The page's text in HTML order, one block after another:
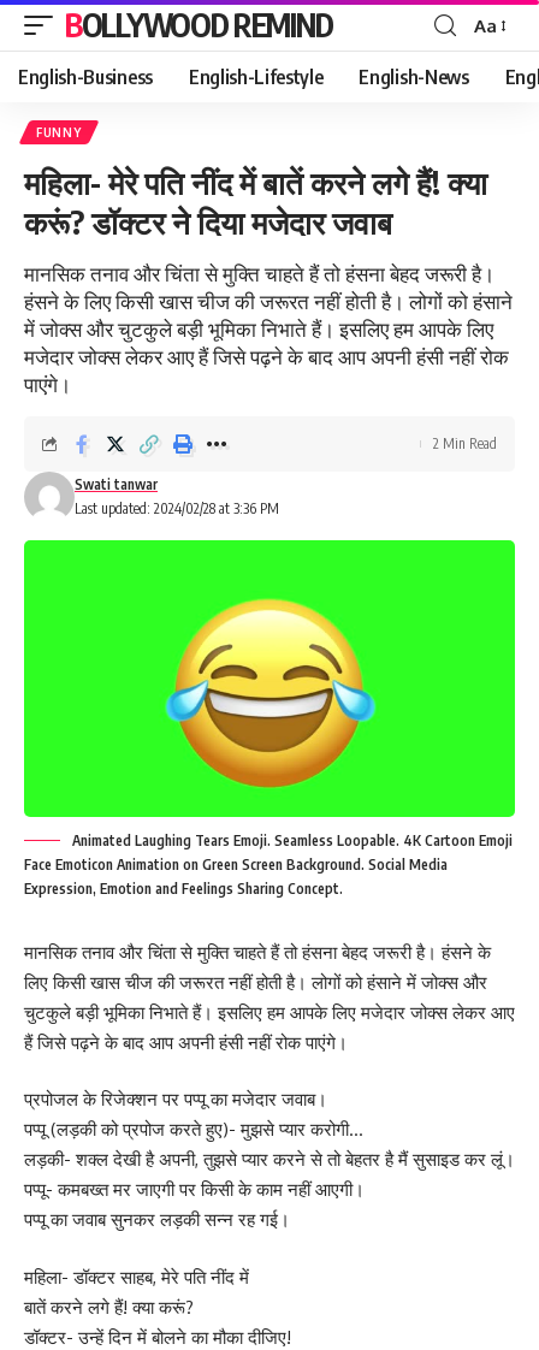
BOLLYWOOD REMIND
Font
Resizer
Aa
English-Business English-Lifestyle English-News
FUNNY
महिला- मेरे पति नींद में बातें करने लगे हैं! क्या
करूं? डॉक्टर ने दिया मजेदार जवाब
मानसिक तनाव और चिंता से मुक्ति चाहते हैं तो हंसना बेहद जरूरी है।
हंसने के लिए किसी खास चीज की जरूरत नहीं होती है। लोगों को हंसाने
में जोक्स और चुटकुले बड़ी भूमिका निभाते हैं। इसलिए हम आपके लिए
मजेदार जोक्स लेकर आए हैं जिसे पढ़ने के बाद आप अपनी हंसी नहीं रोक
पाएंगे।
Last updated: 2024/02/28 at 3:36 PM
Swati tanwar
2 Min Read
Animated Laughing Tears Emoji. Seamless Loopable. 4K Cartoon Emoji
Face Emoticon Animation on Green Screen Background. Social Media
Expression, Emotion and Feelings Sharing Concept.
मानसिक तनाव और चिंता से मुक्ति चाहते हैं तो हंसना बेहद जरूरी है। हंसने के
लिए किसी खास चीज की जरूरत नहीं होती है। लोगों को हंसाने में जोक्स और
चुटकुले बड़ी भूमिका निभाते हैं। इसलिए हम आपके लिए मजेदार जोक्स लेकर आए
हैं जिसे पढ़ने के बाद आप अपनी हंसी नहीं रोक पाएंगे।
प्रपोजल के रिजेक्शन पर पप्पू का मजेदार जवाब।
पप्पू (लड़की को प्रपोज करते हुए)- मुझसे प्यार करोगी…
लड़की- शक्ल देखी है अपनी, तुझसे प्यार करने से तो बेहतर है मैं सुसाइड कर लूं।
पप्पू- कमबख्त मर जाएगी पर किसी के काम नहीं आएगी।
पप्पू का जवाब सुनकर लड़की सन्न रह गई।
महिला- डॉक्टर साहब, मेरे पति नींद में
बातें करने लगे हैं! क्या करूं?
डॉक्टर- उन्हें दिन में बोलने का मौका दीजिए!